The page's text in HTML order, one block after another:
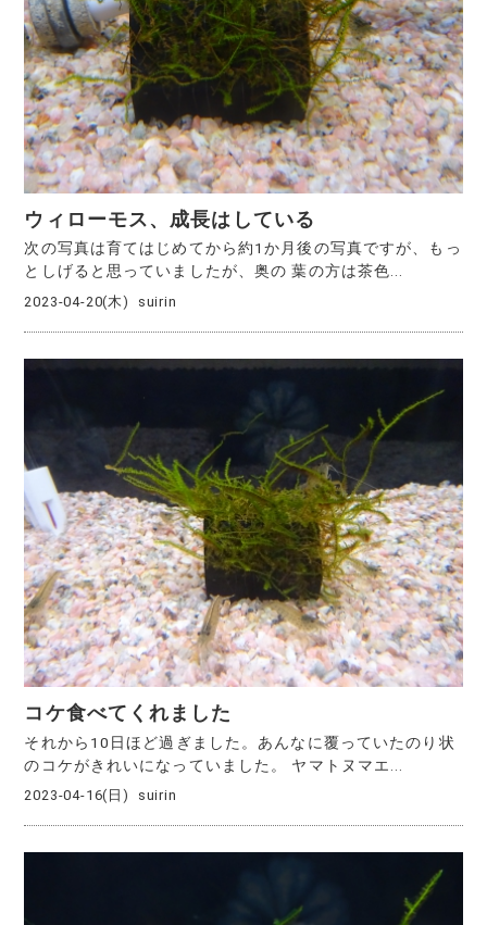
ウィローモス、成長はしている
次の写真は育てはじめてから約1か月後の写真ですが、もっ
としげると思っていましたが、奥の 葉の方は茶色...
2023-04-20(木) suirin
コケ食べてくれました
それから10日ほど過ぎました。あんなに覆っていたのり状
のコケがきれいになっていました。 ヤマトヌマエ...
2023-04-16(日) suirin